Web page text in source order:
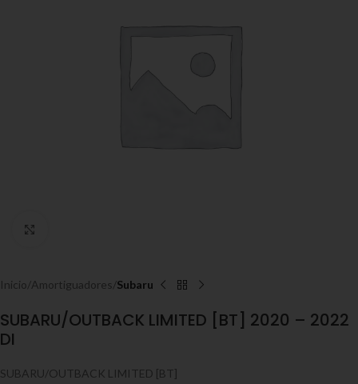
Inicio Amortiguadores Subaru
SUBARU/OUTBACK LIMITED [BT] 2020 – 2022
DI
SUBARU/OUTBACK LIMITED [BT]